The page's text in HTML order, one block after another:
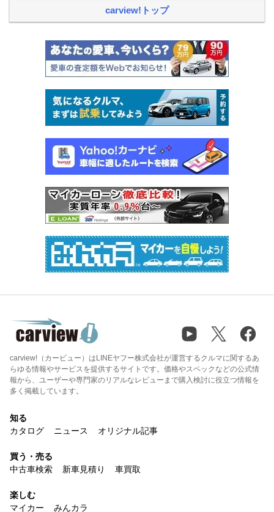
carview!トップ
carview!（カービュー）はLINEヤフー株式会社が運営するクルマに関するあ
らゆる情報やサービスを提供するサイトです。価格やスペックなどの公式情
報から、ユーザーや専門家のリアルなレビューまで購入検討に役立つ情報を
多く掲載しています。
知る
カタログ
ニュース オリジナル記事
買う・売る
中古車検索
新車見積り 車買取
楽しむ
マイカー
みんカラ